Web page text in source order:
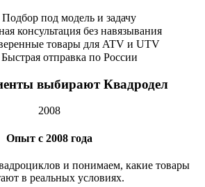
Подбор под модель и задачу
консультация без навязывания
товары для ATV и UTV
Быстрая отправка по России
выбирают Квадродел
2008
Опыт с 2008 года
и понимаем, какие товары
в реальных условиях.